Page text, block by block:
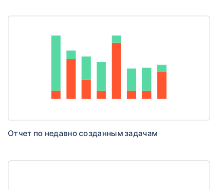
Отчет по недавно созданным задачам